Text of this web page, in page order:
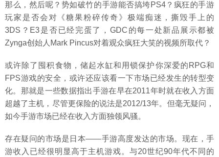
那么，然后呢？势如破竹的手游能否搞垮PS4？疯狂的手游
玩家是否会对《糖果粉碎传奇》极端痴迷，撕毁手上的
3DS？E3是否已经完蛋了，GDC的每一处新品展示都被
Zynga创始人Mark Pincus对着观众疯狂大笑的视频所取代？
或许除了囤积食物，储起水缸和用锁保护你深爱的RPG和
FPS游戏的安全，或许还应该看一下市场已经发生的转型变
化。那就是一些数据指出手游在早在2011年时就在收入方面
超越了主机，尽管更保险的说法是2012/13年。但毫无疑问，
如今手游市场已经在收入方面独领风骚。
存在疑问的市场是日本——手游高度发达的市场。现在，手
游收入已经很明显高于主机游戏。与20世纪90年代不同的